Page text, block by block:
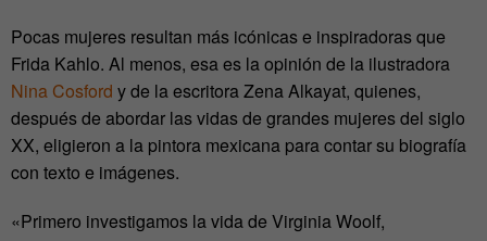
Pocas mujeres resultan más icónicas e inspiradoras que
Frida Kahlo. Al menos, esa es la opinión de la ilustradora
Nina Cosford y de la escritora Zena Alkayat, quienes,
después de abordar las vidas de grandes mujeres del siglo
XX, eligieron a la pintora mexicana para contar su biografía
con texto e imágenes.
«Primero investigamos la vida de Virginia Woolf,